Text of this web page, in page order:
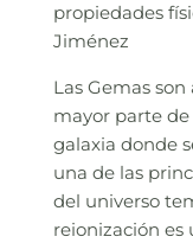
propiedades
Jiménez
Las Gemas
mayor parte
galaxia donde
una de las
del universo
reionización es